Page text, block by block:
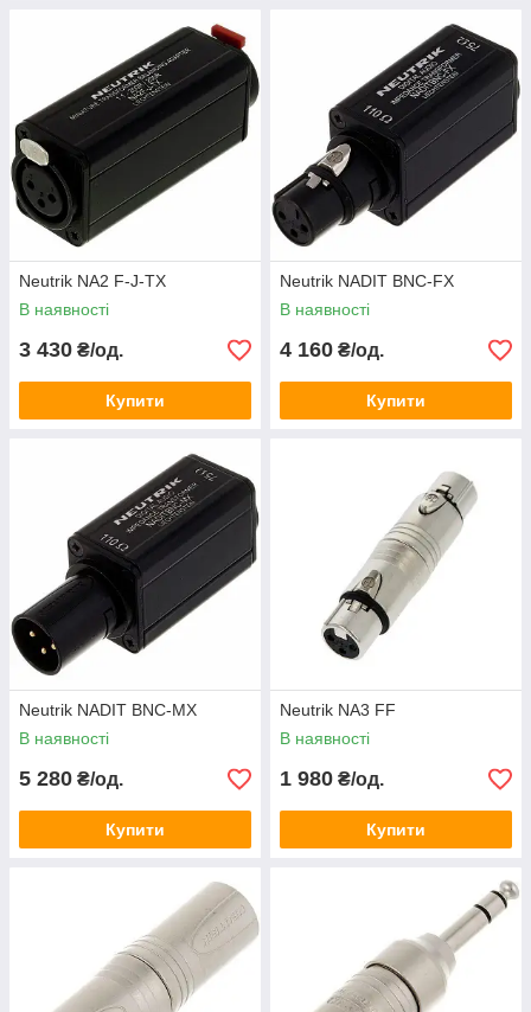
Neutrik NA2 F-J-TX
В наявності
3 430 ₴/од.
Купити
Neutrik NADIT BNC-FX
В наявності
4 160 ₴/од.
Купити
Neutrik NADIT BNC-MX
В наявності
5 280 ₴/од.
Купити
Neutrik NA3 FF
В наявності
1 980 ₴/од.
Купити